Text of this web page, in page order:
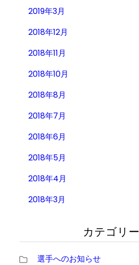
2019年3月
2018年12月
2018年11月
2018年10月
2018年8月
2018年7月
2018年6月
2018年5月
2018年4月
2018年3月
カテゴリー
選手へのお知らせ